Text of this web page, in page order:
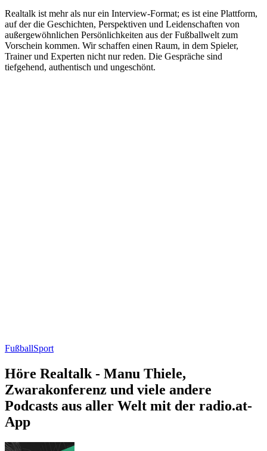
Realtalk ist mehr als nur ein Interview-Format; es ist eine Plattform,
auf der die Geschichten, Perspektiven und Leidenschaften von
außergewöhnlichen Persönlichkeiten aus der Fußballwelt zum
Vorschein kommen. Wir schaffen einen Raum, in dem Spieler,
Trainer und Experten nicht nur reden. Die Gespräche sind
tiefgehend, authentisch und ungeschönt.
FußballSport
Höre Realtalk - Manu Thiele,
Zwarakonferenz und viele andere
Podcasts aus aller Welt mit der radio.at-
App